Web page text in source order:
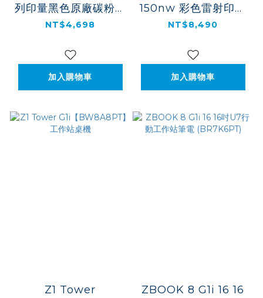
列印量黑色原廠碳粉匣
(CF230X)
NT$4,698
加入購物車
150nw 彩色雷射印表
機(4ZB95A)
NT$8,490
加入購物車
Z1 Tower
ZBOOK 8 G1i 16 16